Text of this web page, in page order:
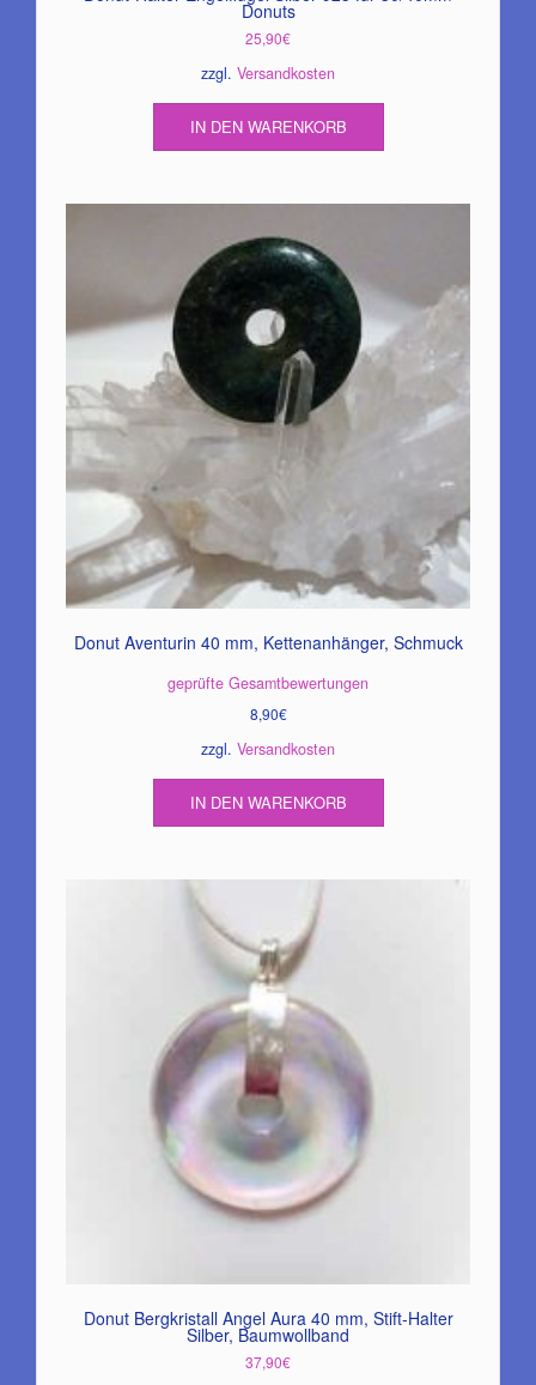
Donuts
25,90€
zzgl. Versandkosten
IN DEN WARENKORB
Donut Aventurin 40 mm, Kettenanhänger, Schmuck
geprüfte Gesamtbewertungen
8,90€
zzgl. Versandkosten
IN DEN WARENKORB
Donut Bergkristall Angel Aura 40 mm, Stift-Halter
Silber, Baumwollband
37,90€